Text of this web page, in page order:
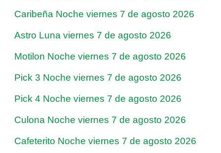
Caribeña Noche viernes 7 de agosto 2026
Astro Luna viernes 7 de agosto 2026
Motilon Noche viernes 7 de agosto 2026
Pick 3 Noche viernes 7 de agosto 2026
Pick 4 Noche viernes 7 de agosto 2026
Culona Noche viernes 7 de agosto 2026
Cafeterito Noche viernes 7 de agosto 2026